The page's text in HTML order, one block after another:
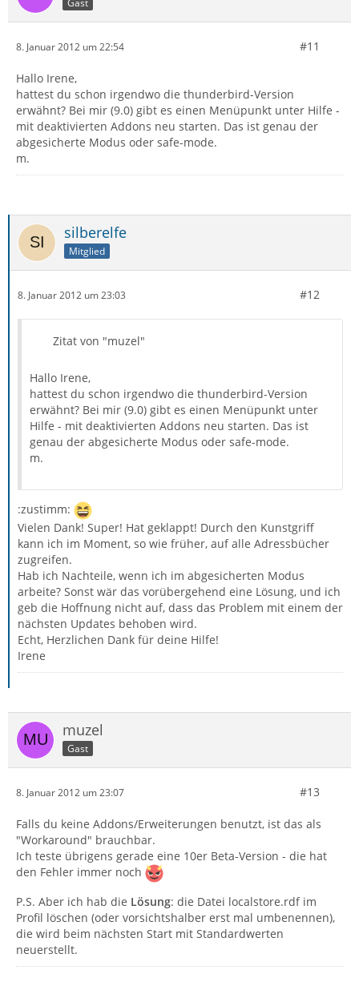
8. Januar 2012 um 22:54 #11
Hallo Irene,
hattest du schon irgendwo die thunderbird-Version
erwähnt? Bei mir (9.0) gibt es einen Menüpunkt unter Hilfe -
mit deaktivierten Addons neu starten. Das ist genau der
abgesicherte Modus oder safe-mode.
m.
silberelfe
Mitglied
8. Januar 2012 um 23:03 #12
Zitat von "muzel"
Hallo Irene,
hattest du schon irgendwo die thunderbird-Version
erwähnt? Bei mir (9.0) gibt es einen Menüpunkt unter
Hilfe - mit deaktivierten Addons neu starten. Das ist
genau der abgesicherte Modus oder safe-mode.
m.
:zustimm:
Vielen Dank! Super! Hat geklappt! Durch den Kunstgriff
kann ich im Moment, so wie früher, auf alle Adressbücher
zugreifen.
Hab ich Nachteile, wenn ich im abgesicherten Modus
arbeite? Sonst wär das vorübergehend eine Lösung, und ich
geb die Hoffnung nicht auf, dass das Problem mit einem der
nächsten Updates behoben wird.
Echt, Herzlichen Dank für deine Hilfe!
Irene
muzel
Gast
8. Januar 2012 um 23:07 #13
Falls du keine Addons/Erweiterungen benutzt, ist das als
"Workaround" brauchbar.
Ich teste übrigens gerade eine 10er Beta-Version - die hat
den Fehler immer noch
P.S. Aber ich hab die Lösung: die Datei localstore.rdf im
Profil löschen (oder vorsichtshalber erst mal umbenennen),
die wird beim nächsten Start mit Standardwerten
neuerstellt.